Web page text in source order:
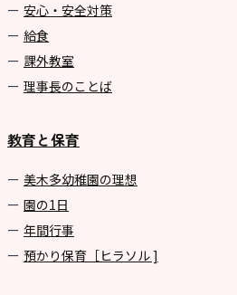
安心・安全対策
給食
課外教室
理事長のことば
教育と保育
美⽊多幼稚園の理想
園の1⽇
年間⾏事
預かり保育［ヒラソル ]